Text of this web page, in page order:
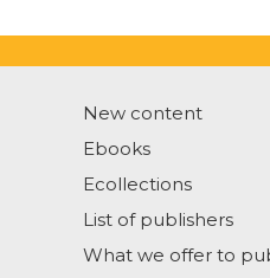
New content
Ebooks
Ecollections
List of publishers
What we offer to